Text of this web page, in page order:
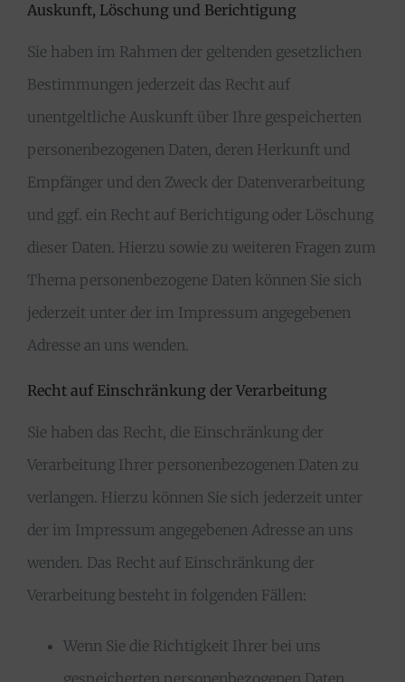
Auskunft, Löschung und Berichtigung
Sie haben im Rahmen der geltenden gesetzlichen
Bestimmungen jederzeit das Recht auf
unentgeltliche Auskunft über Ihre gespeicherten
personenbezogenen Daten, deren Herkunft und
Empfänger und den Zweck der Datenverarbeitung
und ggf. ein Recht auf Berichtigung oder Löschung
dieser Daten. Hierzu sowie zu weiteren Fragen zum
Thema personenbezogene Daten können Sie sich
jederzeit unter der im Impressum angegebenen
Adresse an uns wenden.
Recht auf Einschränkung der Verarbeitung
Sie haben das Recht, die Einschränkung der
Verarbeitung Ihrer personenbezogenen Daten zu
verlangen. Hierzu können Sie sich jederzeit unter
der im Impressum angegebenen Adresse an uns
wenden. Das Recht auf Einschränkung der
Verarbeitung besteht in folgenden Fällen:
Wenn Sie die Richtigkeit Ihrer bei uns